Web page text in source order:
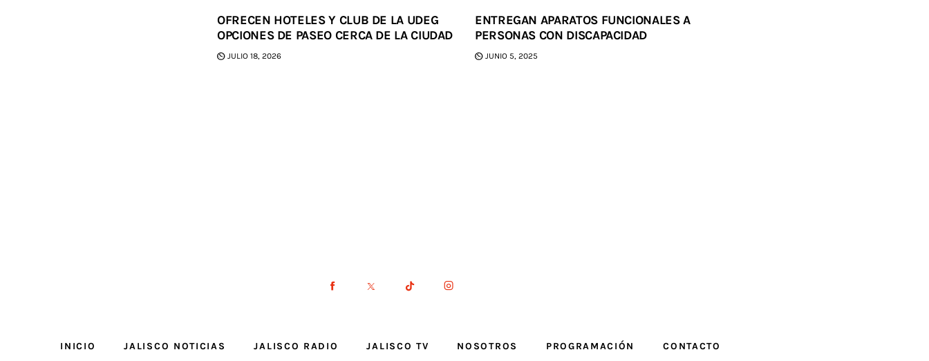
OFRECEN HOTELES Y CLUB DE LA UDEG
OPCIONES DE PASEO CERCA DE LA CIUDAD
JULIO 18, 2026
ENTREGAN APARATOS FUNCIONALES A
PERSONAS CON DISCAPACIDAD
JUNIO 5, 2025
INICIO JALISCO NOTICIAS JALISCO RADIO JALISCO TV NOSOTROS PROGRAMACIÓN CONTACTO